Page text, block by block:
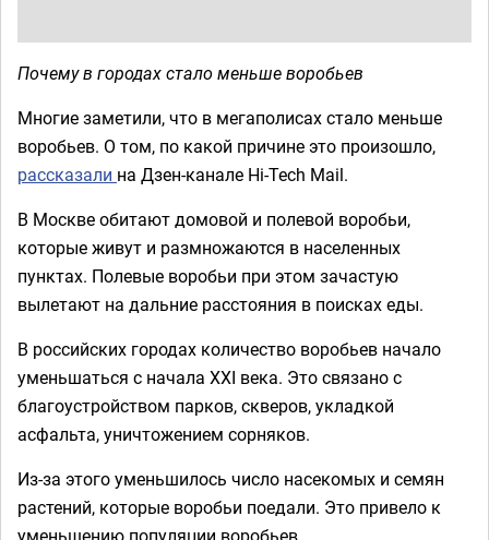
Почему в городах стало меньше воробьев
Многие заметили, что в мегаполисах стало меньше
воробьев. О том, по какой причине это произошло,
рассказали на Дзен-канале Hi-Tech Mail.
В Москве обитают домовой и полевой воробьи,
которые живут и размножаются в населенных
пунктах. Полевые воробьи при этом зачастую
вылетают на дальние расстояния в поисках еды.
В российских городах количество воробьев начало
уменьшаться с начала XXI века. Это связано с
благоустройством парков, скверов, укладкой
асфальта, уничтожением сорняков.
Из-за этого уменьшилось число насекомых и семян
растений, которые воробьи поедали. Это привело к